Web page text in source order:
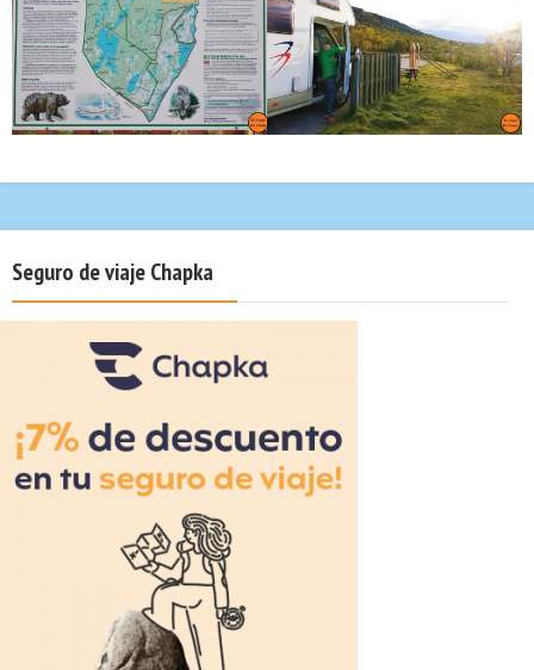
Seguro de viaje Chapka